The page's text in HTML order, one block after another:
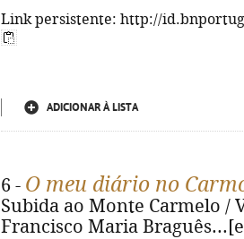
Link persistente: http://
ADICIONAR À LISTA
6 - O meu diário no
Subida ao Monte Carmelo /
Francisco Maria